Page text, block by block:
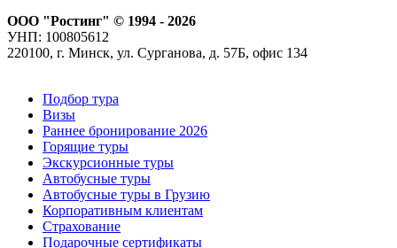
ООО "Ростинг" © 1994 - 2026
УНП: 100805612
220100, г. Минск, ул. Сурганова, д. 57Б, офис 134
Подбор тура
Визы
Раннее бронирование 2026
Горящие туры
Экскурсионные туры
Автобусные туры
Автобусные туры в Грузию
Корпоративным клиентам
Страхование
Подарочные сертификаты